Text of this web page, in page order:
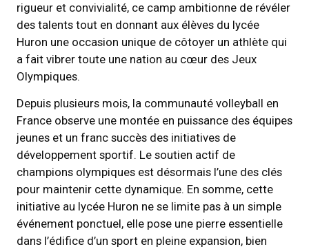
rigueur et convivialité, ce camp ambitionne de révéler
des talents tout en donnant aux élèves du lycée
Huron une occasion unique de côtoyer un athlète qui
a fait vibrer toute une nation au cœur des Jeux
Olympiques.
Depuis plusieurs mois, la communauté volleyball en
France observe une montée en puissance des équipes
jeunes et un franc succès des initiatives de
développement sportif. Le soutien actif de
champions olympiques est désormais l’une des clés
pour maintenir cette dynamique. En somme, cette
initiative au lycée Huron ne se limite pas à un simple
événement ponctuel, elle pose une pierre essentielle
dans l’édifice d’un sport en pleine expansion, bien